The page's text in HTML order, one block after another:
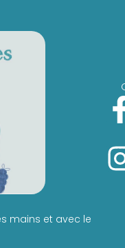
mains et avec le